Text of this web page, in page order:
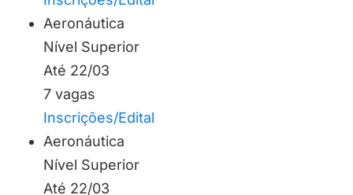
Aeronáutica
Nível Superior
Até 22/03
7 vagas
Inscrições/Edital
Aeronáutica
Nível Superior
Até 22/03